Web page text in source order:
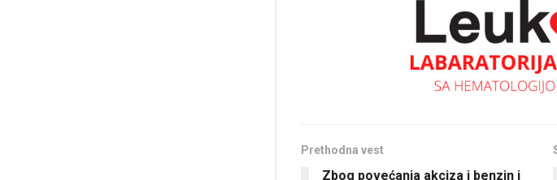
Prethodna vest
Zbog povećanja akciza i benzin i